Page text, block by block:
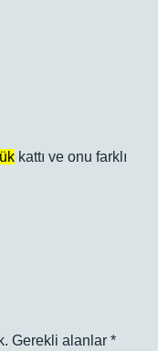
kattı ve onu farklı
Gerekli alanlar *